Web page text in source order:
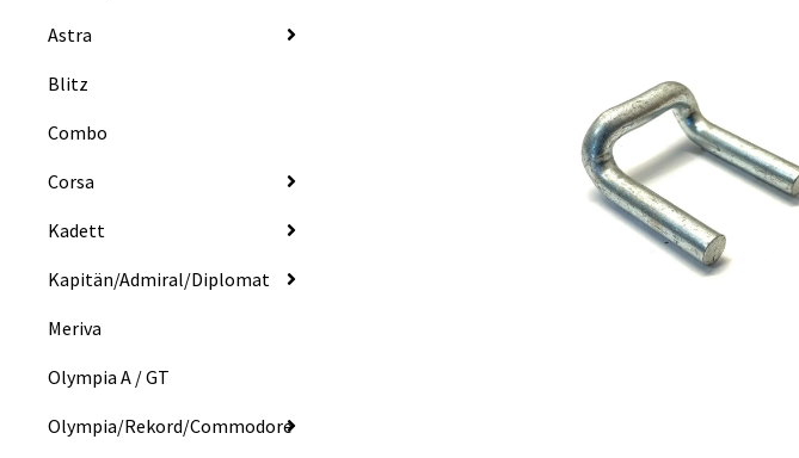
Astra
Blitz
Combo
Corsa
Kadett
Kapitän/Admiral/Diplomat
Meriva
Olympia A / GT
Olympia/Rekord/Commodore